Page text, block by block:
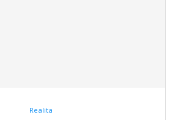
Realita